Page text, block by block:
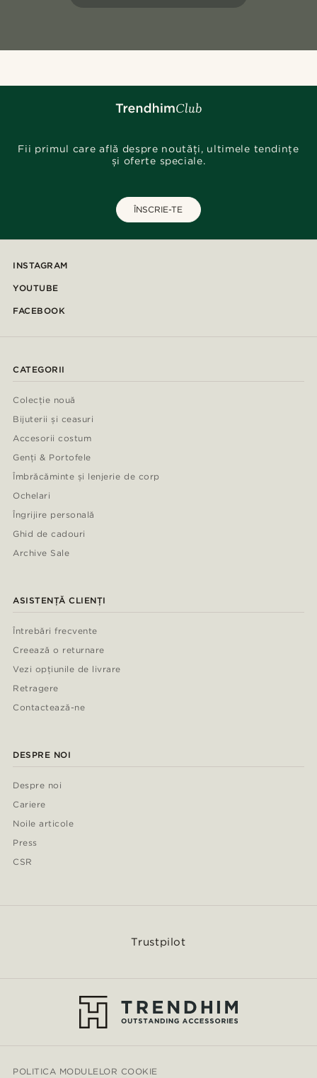
Fii primul care află despre noutăți, ultimele tendințe
și oferte speciale.
ÎNSCRIE-TE
INSTAGRAM
YOUTUBE
FACEBOOK
CATEGORII
Colecție nouă
Bijuterii și ceasuri
Accesorii costum
Genți & Portofele
Îmbrăcăminte și lenjerie de corp
Ochelari
Îngrijire personală
Ghid de cadouri
Archive Sale
ASISTENȚĂ CLIENȚI
Întrebări frecvente
Creează o returnare
Vezi opțiunile de livrare
Retragere
Contactează-ne
DESPRE NOI
Despre noi
Cariere
Noile articole
Press
CSR
Trustpilot
POLITICA MODULELOR COOKIE